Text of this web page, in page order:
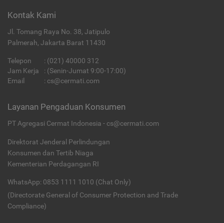
Kontak Kami
Jl. Tomang Raya No. 38, Jatipulo
Palmerah, Jakarta Barat 11430
Telepon : (021) 40000 312
Jam Kerja
: (Senin-Jumat 9:00-17:00)
Email
: cs@cermati.com
Layanan Pengaduan Konsumen
PT Agregasi Cermat Indonesia - cs@cermati.com
Direktorat Jenderal Perlindungan
Konsumen dan Tertib Niaga
Kementerian Perdagangan RI
WhatsApp: 0853 1111 1010 (Chat Only)
(Directorate General of Consumer Protection and Trade
Compliance)